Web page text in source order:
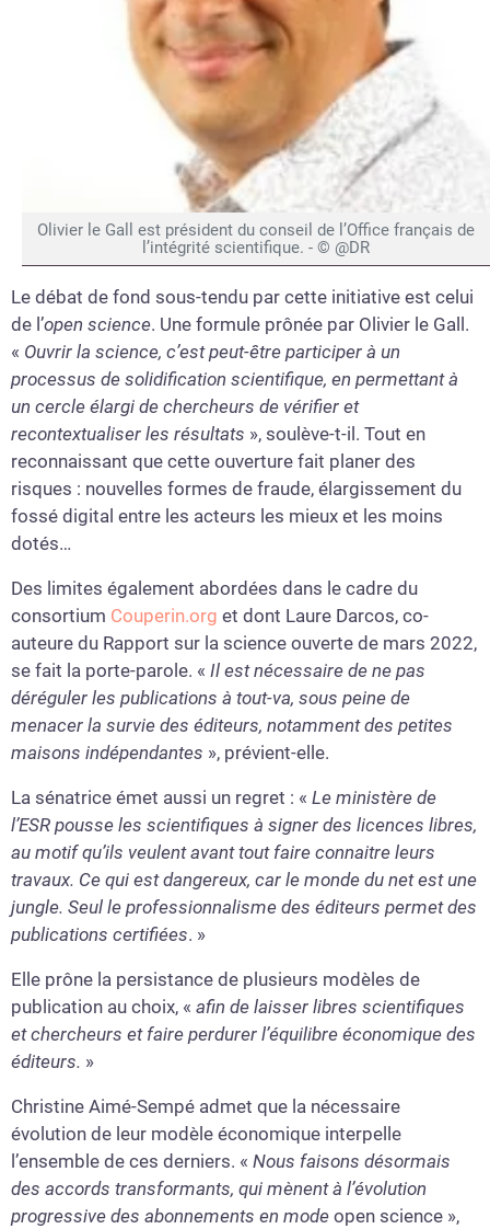
Olivier le Gall est président du conseil de l’Office français de
l’intégrité scientifique. - © @DR
Le débat de fond sous-tendu par cette initiative est celui
de l’open science. Une formule prônée par Olivier le Gall.
« Ouvrir la science, c’est peut-être participer à un
processus de solidification scientifique, en permettant à
un cercle élargi de chercheurs de vérifier et
recontextualiser les résultats », soulève-t-il. Tout en
reconnaissant que cette ouverture fait planer des
risques : nouvelles formes de fraude, élargissement du
fossé digital entre les acteurs les mieux et les moins
dotés…
Des limites également abordées dans le cadre du
consortium Couperin.org et dont Laure Darcos, co-
auteure du Rapport sur la science ouverte de mars 2022,
se fait la porte-parole. « Il est nécessaire de ne pas
déréguler les publications à tout-va, sous peine de
menacer la survie des éditeurs, notamment des petites
maisons indépendantes », prévient-elle.
La sénatrice émet aussi un regret : « Le ministère de
l’ESR pousse les scientifiques à signer des licences libres,
au motif qu’ils veulent avant tout faire connaitre leurs
travaux. Ce qui est dangereux, car le monde du net est une
jungle. Seul le professionnalisme des éditeurs permet des
publications certifiées. »
Elle prône la persistance de plusieurs modèles de
publication au choix, « afin de laisser libres scientifiques
et chercheurs et faire perdurer l’équilibre économique des
éditeurs. »
Christine Aimé-Sempé admet que la nécessaire
évolution de leur modèle économique interpelle
l’ensemble de ces derniers. « Nous faisons désormais
des accords transformants, qui mènent à l’évolution
progressive des abonnements en mode open science »,